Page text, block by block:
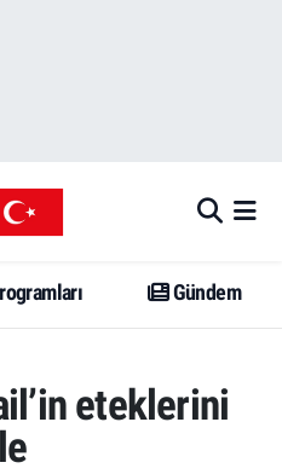
Gündem
eteklerini